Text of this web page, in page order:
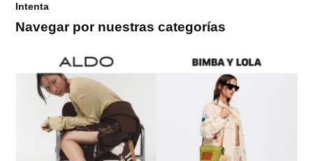
Intenta
Navegar por nuestras categorías